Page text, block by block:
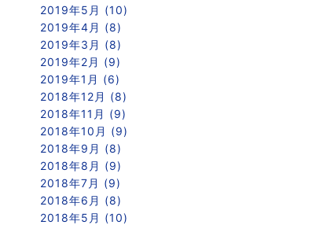
2019年5月 (10)
2019年4月 (8)
2019年3月 (8)
2019年2月 (9)
2019年1月 (6)
2018年12月 (8)
2018年11月 (9)
2018年10月 (9)
2018年9月 (8)
2018年8月 (9)
2018年7月 (9)
2018年6月 (8)
2018年5月 (10)